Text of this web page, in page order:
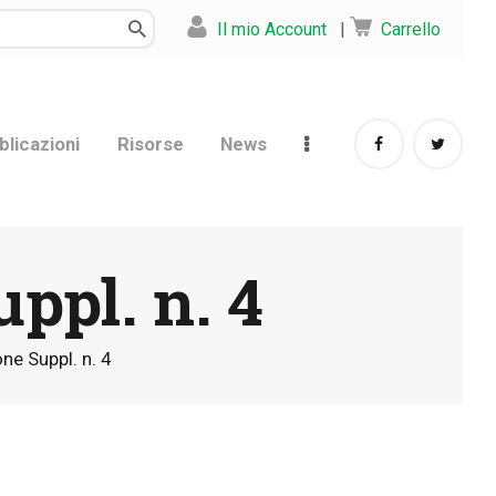
Il mio Account | Carrello
Risorse News
n. 4
Suppl. n. 4